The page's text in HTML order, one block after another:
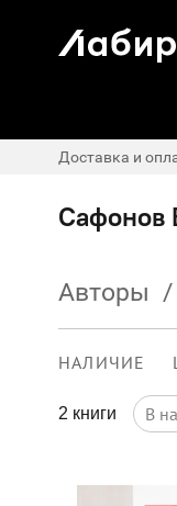
Сафонов
Авторы /
НАЛИЧИЕ
2 книги в
Доставка и